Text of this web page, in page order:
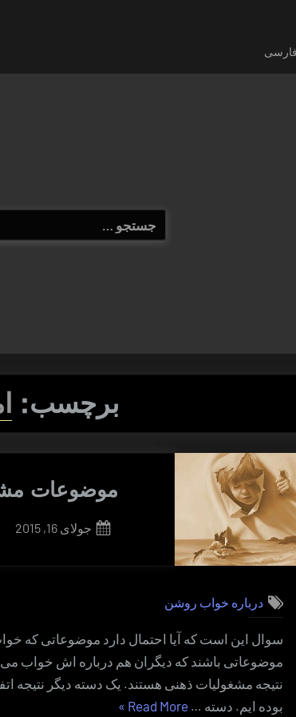
جستجو
برای:
برچسب:
موضوعات
Posted
جولای 16, 2015
درباره خواب روشن
سوال این است که آیا احتمال دارد موضوعاتی که
موضوعاتی باشند که دیگران هم درباره اش خواب می
نتیجه مشغولیات ذهنی هستند. یک دسته دیگر نتیجه
بوده ایم. دسته … Read More “موضوعات
»